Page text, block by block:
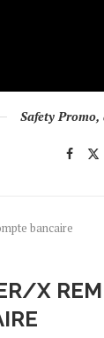
Safety
bancaire
X